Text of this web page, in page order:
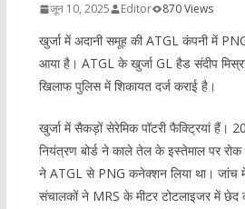
जून 10, 2025 Editor 870 Views
खुर्जा में अदानी समूह की ATGL कंपनी में
आया है। ATGL के खुर्जा GL हैड संदीप
खिलाफ पुलिस में शिकायत दर्ज कराई है।
खुर्जा में सैकड़ों सेरेमिक पॉटरी फैक्ट्रियां हैं।
नियंत्रण बोर्ड ने काले तेल के इस्तेमाल पर
ने ATGL से PNG कनेक्शन लिया था। जांच
संचालकों ने MRS के मीटर टोटलाइजर में छेद